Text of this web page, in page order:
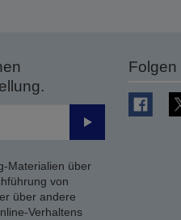
Senden
Materialien über
von
über andere
Verhaltens
Folgen